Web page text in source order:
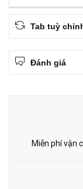
Tab tuỳ
Đánh giá
Miễn phí vận